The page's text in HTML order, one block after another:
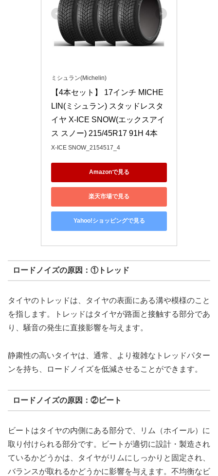
ミシュラン(Michelin)
【4本セット】 17インチ MICHE
LIN(ミシュラン) スタッドレスタ
イヤ X-ICE SNOW(エックスアイ
ス スノー) 215/45R17 91H 4本
X-ICE SNOW_2154517_4
Amazonで見る
楽天市場で見る
Yahoo!ショッピングで見る
ロードノイズの原因：①トレッド
タイヤのトレッドは、タイヤの表面にある溝や模様のこと
を指します。トレッドはタイヤが路面と接触する部分であ
り、騒音の発生に直接影響を与えます。
静粛性の高いタイヤは、通常、より複雑なトレッドパター
ンを持ち、ロードノイズを低減させることができます。
ロードノイズの原因：②ビート
ビートはタイヤの内側にある部分で、リム（ホイール）に
取り付けられる部分です。ビートが適切に設計・製造され
ているかどうかは、タイヤがリムにしっかりと固定され、
バランスが取れるかどうかに影響を与えます。不均衡なビ